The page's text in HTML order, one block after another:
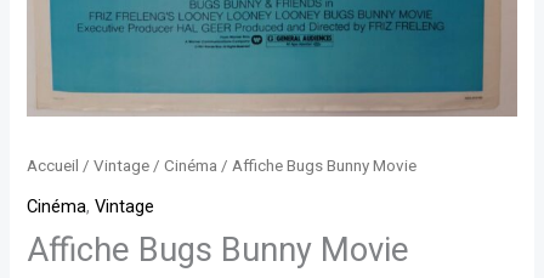
Accueil /Vintage /Cinéma / Affiche Bugs Bunny Movie
Cinéma,Vintage
Affiche Bugs Bunny Movie